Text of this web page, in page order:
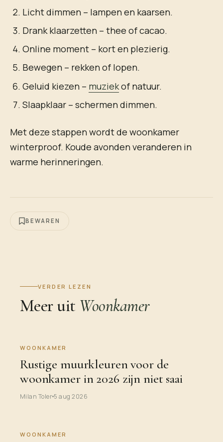
Licht dimmen – lampen en kaarsen.
Drank klaarzetten – thee of cacao.
Online moment – kort en plezierig.
Bewegen – rekken of lopen.
Geluid kiezen – muziekof natuur.
Slaapklaar – schermen dimmen.
Met deze stappen wordt de woonkamer
winterproof. Koude avonden veranderen in
warme herinneringen.
BEWAREN
VERDER LEZEN
Meer uit Woonkamer
WOONKAMER
Rustige muurkleuren voor de
woonkamer in 2026 zijn niet saai
Milan Toler 5 aug 2026
WOONKAMER